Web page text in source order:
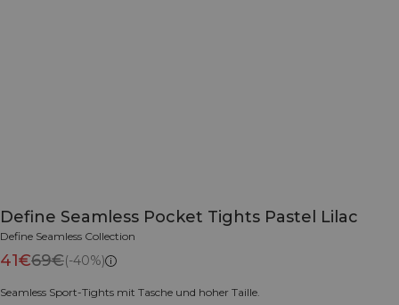
Define Seamless Pocket Tights Pastel Lilac
Define Seamless Collection
41€69€(-40%)
Seamless Sport-Tights mit Tasche und hoher Taille.